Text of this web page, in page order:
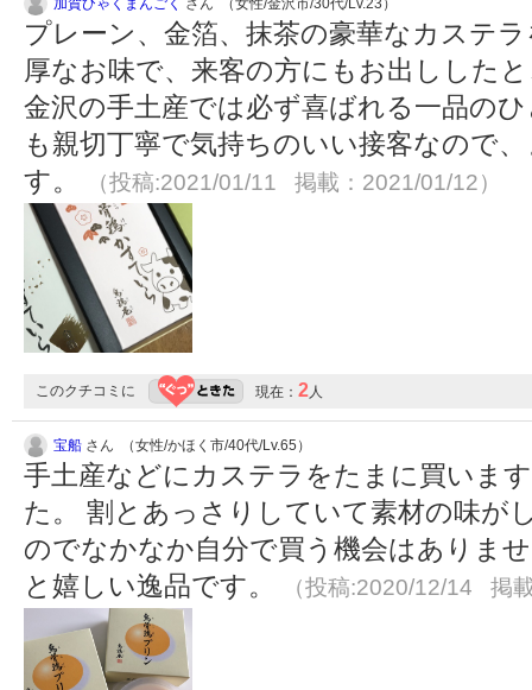
加賀ひゃくまんごく さん （女性/金沢市/30代/Lv.23）
プレーン、金箔、抹茶の豪華なカステ
厚なお味で、来客の方にもお出しした
金沢の手土産では必ず喜ばれる一品の
も親切丁寧で気持ちのいい接客なので
す。
（投稿:2021/01/11 掲載：2021/01/12）
このクチコミに 現在： 2人
宝船 さん （女性/かほく市/40代/Lv.65）
手土産などにカステラをたまに買いま
た。 割とあっさりしていて素材の味が
のでなかなか自分で買う機会はありま
と嬉しい逸品です。
（投稿:2020/12/14 掲